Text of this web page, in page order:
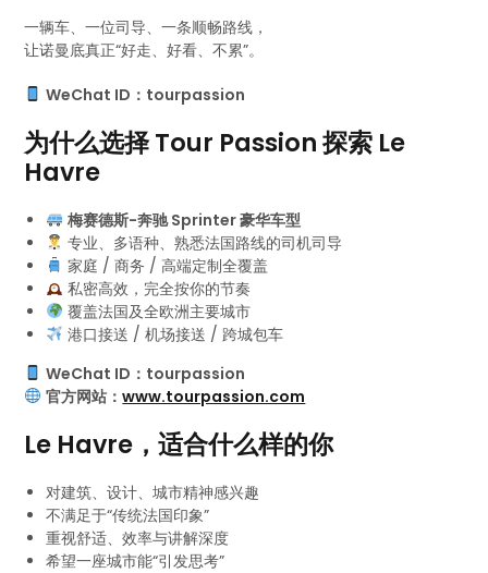
一辆车、一位司导、一条顺畅路线，
让诺曼底真正“好走、好看、不累”。
WeChat ID：tourpassion
为什么选择 Tour Passion 探索 Le
Havre
梅赛德斯-奔驰 Sprinter 豪华车型
专业、多语种、熟悉法国路线的司机司导
家庭 / 商务 / 高端定制全覆盖
私密高效，完全按你的节奏
覆盖法国及全欧洲主要城市
港口接送 / 机场接送 / 跨城包车
WeChat ID：tourpassion
官方网站：www.tourpassion.com
Le Havre，适合什么样的你
对建筑、设计、城市精神感兴趣
不满足于“传统法国印象”
重视舒适、效率与讲解深度
希望一座城市能“引发思考”